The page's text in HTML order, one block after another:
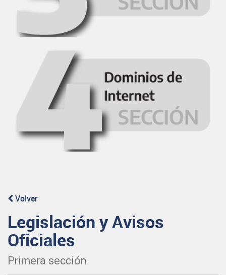
Volver
Legislación y Avisos
Oficiales
Primera sección